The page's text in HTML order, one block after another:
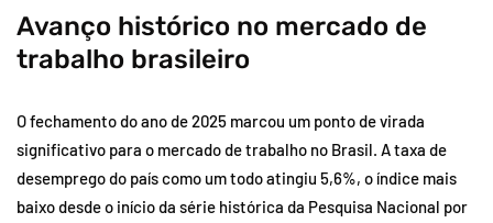
Avanço histórico no mercado de
trabalho brasileiro
O fechamento do ano de 2025 marcou um ponto de virada
significativo para o mercado de trabalho no Brasil. A taxa de
desemprego do país como um todo atingiu 5,6%, o índice mais
baixo desde o início da série histórica da Pesquisa Nacional por